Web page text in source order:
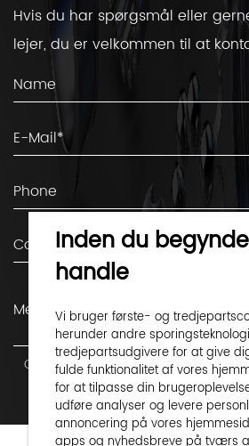
Hvis du har spørgsmål eller
lejer, du er velkommen til at
Copyright ©Shaoxing Shangyu
Ltd.Alle rettigheder
Technical Support ： Smart
Inden du
handle
Vi bruger første- og
herunder andre
tredjepartsudgivere for at give
fulde funktionalitet af vores
for at tilpasse din
udføre analyser og levere
annoncering på vores
apps og nyhedsbreve på tværs